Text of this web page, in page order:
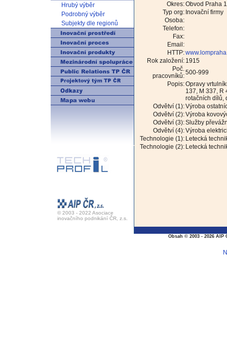
Hrubý výběr
Podrobný výběr
Subjekty dle regionů
© 2003 - 2022 Asociace
inovačního podnikání ČR, z.s.
Okres:Obvod Praha
Typ org: Inovační firmy
Osoba:
Telefon:
Fax:
Email:
HTTP:
Rok založení: 1915
Poč.
pracovníků:500-999
Popis:Opravy
137, M 337, R
rotačních dílů,
Odvětví (1):Výroba
Odvětví (2):Výroba
Odvětví (3):Služby
Odvětví (4):Výroba
Technologie (1): Letecká
Technologie (2): Letecká
Obsah © 2003 - 2026